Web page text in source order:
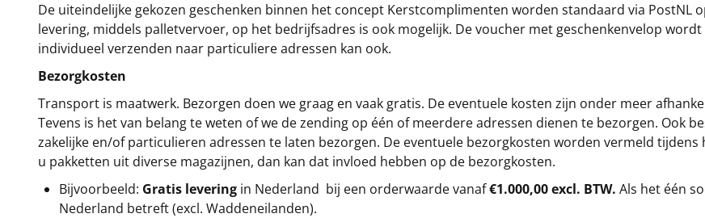
De uiteindelijke gekozen geschenken binnen het concept Kerstcomplimenten worden standaard via PostNL
levering, middels palletvervoer, op het bedrijfsadres is ook mogelijk. De voucher met geschenkenvelop
individueel verzenden naar particuliere adressen kan ook.
Bezorgkosten
Transport is maatwerk. Bezorgen doen we graag en vaak gratis. De eventuele kosten zijn onder meer
Tevens is het van belang te weten of we de zending op één of meerdere adressen dienen te bezorgen. Ook
zakelijke en/of particulieren adressen te laten bezorgen. De eventuele bezorgkosten worden vermeld
u pakketten uit diverse magazijnen, dan kan dat invloed hebben op de bezorgkosten.
Bijvoorbeeld: Gratis levering in Nederland bij een orderwaarde vanaf€1.000,00 excl. BTW. Als het één
Nederland betreft (excl. Waddeneilanden).